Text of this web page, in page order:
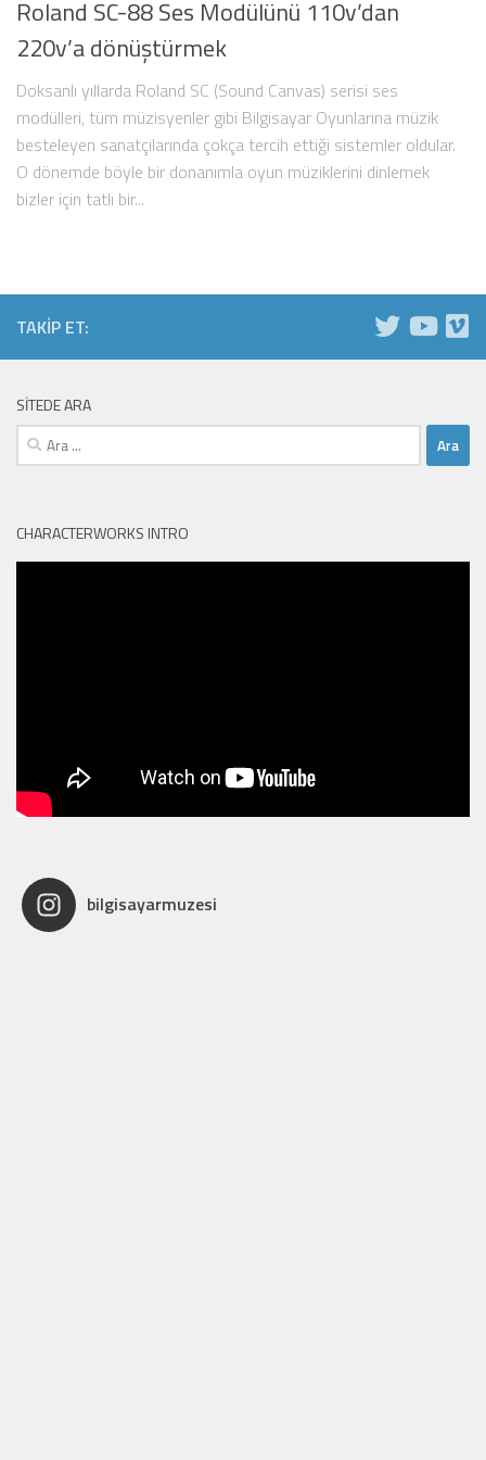
Roland SC-88 Ses Modülünü 110v’dan
220v’a dönüştürmek
Doksanlı yıllarda Roland SC (Sound Canvas) serisi ses
modülleri, tüm müzisyenler gibi Bilgisayar Oyunlarına müzik
besteleyen sanatçılarında çokça tercih ettiği sistemler oldular.
O dönemde böyle bir donanımla oyun müziklerini dinlemek
bizler için tatlı bir...
TAKIP ET:
SITEDE ARA
Arama:
CHARACTERWORKS INTRO
bilgisayarmuzesi